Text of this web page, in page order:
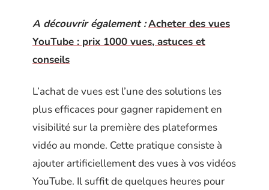
A découvrir également :Acheter des vues
YouTube : prix 1000 vues, astuces et
conseils
L’achat de vues est l’une des solutions les
plus efficaces pour gagner rapidement en
visibilité sur la première des plateformes
vidéo au monde. Cette pratique consiste à
ajouter artificiellement des vues à vos vidéos
YouTube. Il suffit de quelques heures pour